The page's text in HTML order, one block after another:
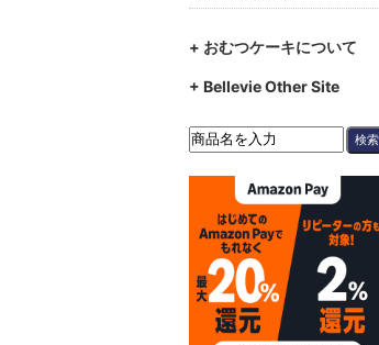
+ おむつケーキについて
+ Bellevie Other Site